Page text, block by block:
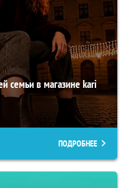
семьи в магазине kari
ПОДРОБНЕЕ